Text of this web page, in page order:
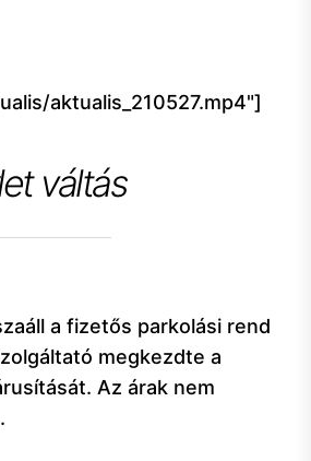
aktualis_210527.mp4"]
váltás
a fizetős parkolási rend
megkezdte a
Az árak nem